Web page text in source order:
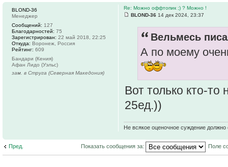
Re: Можно оффтопик ;) ? Можно !
BLOND-36 14 дек 2024, 23:37
Вельмесь
А по моему
Вот только кто-то
25ед.))
Не всякое оценочное суждение
BLOND-36
Менеджер
Сообщений: 127
Благодарностей: 75
Зарегистрирован: 22 май 2018, 22:25
Откуда: Воронеж, Россия
Рейтинг: 609
Бандари (Кения)
Афан Лидо (Уэльс)
зам. в Струга (Северная Македония)
Пред. Показать сообщения за: Поле